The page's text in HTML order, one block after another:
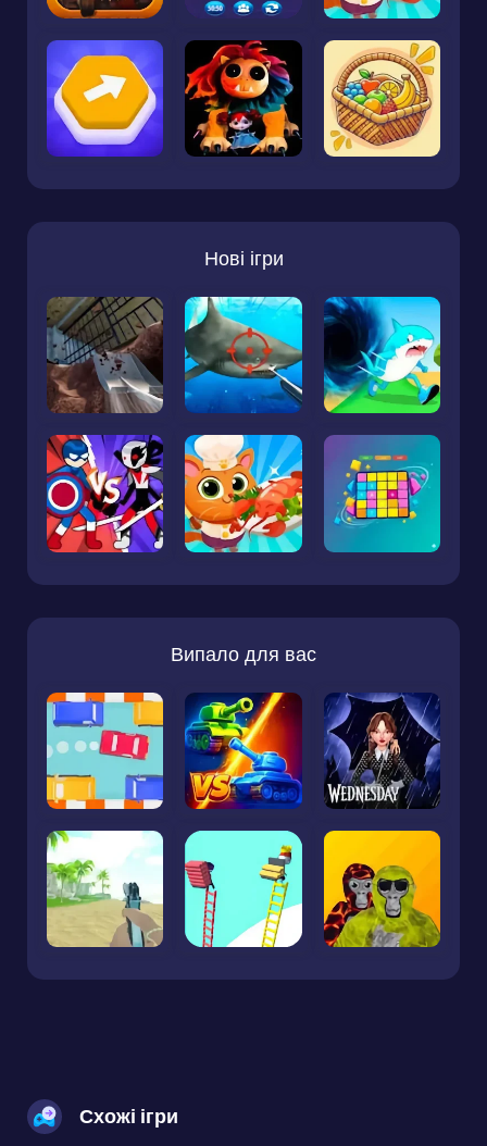
Нові ігри
Випало для вас
Схожі ігри